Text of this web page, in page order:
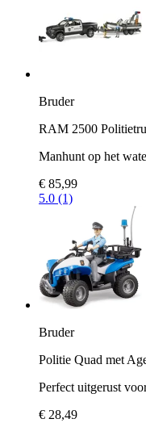
Bruder
RAM 2500
Manhunt op het
€ 85,99
5.0 (1)
Bruder
Politie Quad met
Perfect uitgerust
€ 28,49